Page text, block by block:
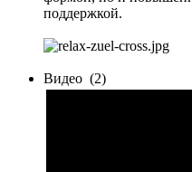
поддержкой.
Видео (2)